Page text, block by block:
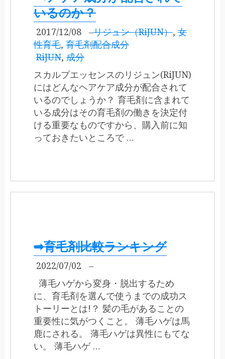
いるのか？
2017/12/08 –リジュン（RiJUN）, 女
性育毛, 育毛剤配合成分
RiJUN, 成分
スカルプエッセンスのリジュン(RiJUN)
にはどんなヘアケア成分が配合されて
いるのでしょうか？ 育毛剤に含まれて
いる成分はその育毛剤の働きを決定付
ける重要なものですから、購入前に知
っておきたいところで …
➡育毛剤比較ランキング
2022/07/02
–
薄毛ハゲから変身・脱出するため
に、育毛剤を選んで使うまでの成功ス
トーリーとは!？ 髪の毛があることの
重要性に気がつくこと。 薄毛ハゲは馬
鹿にされる。 薄毛ハゲは異性にもてな
い。 薄毛ハゲ …